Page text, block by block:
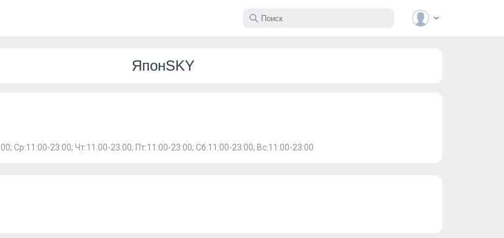
ЯпонSKY
Ср:11:00-23:00; Чт:11:00-23:00; Пт:11:00-23:00; Сб:11:00-23:00; Вс:11:00-23:00